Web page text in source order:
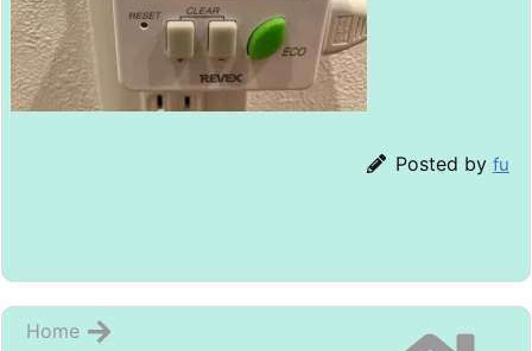
Posted by fu
Home